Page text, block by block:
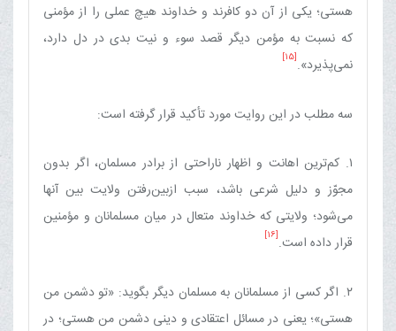
هستی؛ یكی از آن دو كافرند و خداوند هیچ عملی را از مؤمنی
كه نسبت به مؤمن دیگر قصد سوء و نیت بدی در دل دارد،
نمی‌پذیرد».[15]
سه مطلب در این روایت مورد تأكید قرار گرفته است:
۱. كم‌ترین اهانت و اظهار ناراحتی از برادر مسلمان، اگر بدون
مجوّز و دلیل شرعی باشد، سبب ازبین‌رفتن ولایت بین آنها
می‌شود؛ ولایتی كه خداوند متعال در میان مسلمانان و مؤمنین
قرار داده است.[16]
۲. اگر كسی از مسلمانان به مسلمان دیگر بگوید: «تو دشمن من
هستی»؛ یعنی در مسائل اعتقادی و دینی دشمن من هستی؛ در